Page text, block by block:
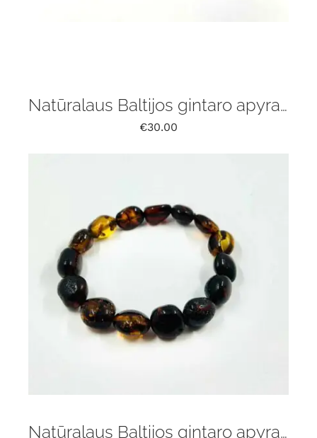
Natūralaus Baltijos gintaro apyrankė
€30.00
Natūralaus Baltijos gintaro apyrankė